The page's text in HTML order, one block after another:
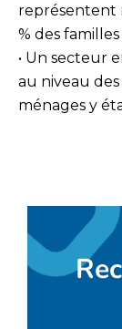
représentent
% des
• Un secteur
au niveau
ménages y